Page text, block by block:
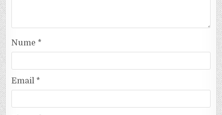
Nume *
Email *